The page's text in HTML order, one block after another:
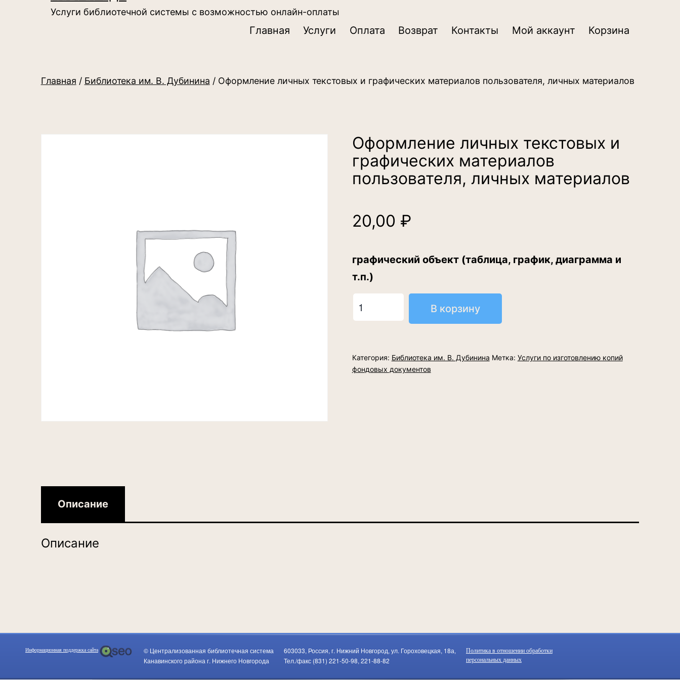
Услуги библиотечной системы с возможностью онлайн-оплаты
Главная Услуги Оплата Возврат Контакты Мой аккаунт Корзина
Главная / Библиотека им. В. Дубинина / Оформление личных текстовых и графических материалов пользователя, личных материалов
Оформление личных текстовых и
графических материалов
пользователя, личных материалов
20,00 ₽
графический объект (таблица, график, диаграмма и
т.п.)
текстовых
и
В корзину
Категория: Библиотека им. В. Дубинина Метка: Услуги по изготовлению копий
фондовых документов
Описание
Описание
Информационная поддержка сайта
© Централизованная библиотечная система
Канавинского района г. Нижнего Новгорода
603033, Россия, г. Нижний Новгород, ул. Гороховецкая, 18а,
Тел./факс (831) 221-50-98, 221-88-82
Политика в отношении обработки
персональных данных